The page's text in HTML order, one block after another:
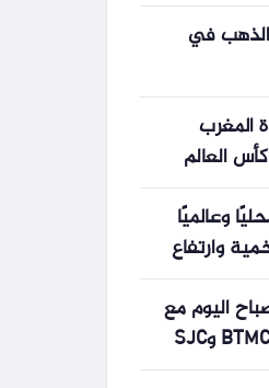
في
المغرب
العالم
وعالميًا
وارتفاع
اليوم مع